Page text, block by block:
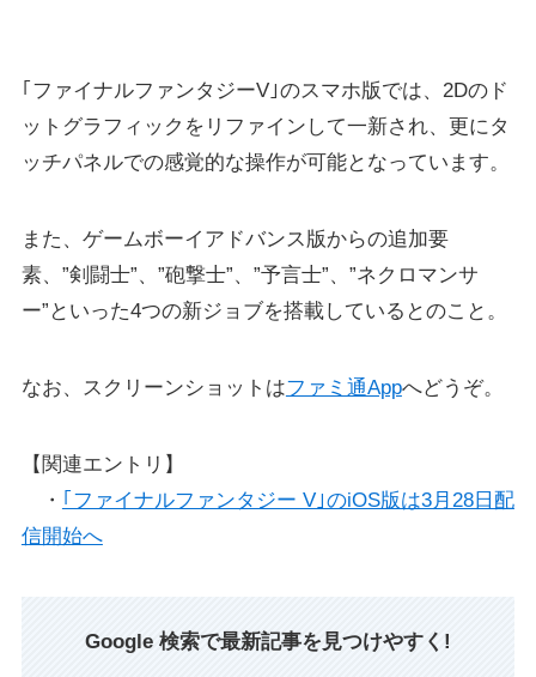
｢ファイナルファンタジーV｣のスマホ版では、2Dのド
ットグラフィックをリファインして一新され、更にタ
ッチパネルでの感覚的な操作が可能となっています。
また、ゲームボーイアドバンス版からの追加要
素、”剣闘士”、”砲撃士”、”予言士”、”ネクロマンサ
ー”といった4つの新ジョブを搭載しているとのこと。
なお、スクリーンショットはファミ通Appへどうぞ。
【関連エントリ】
・ ｢ファイナルファンタジー V｣のiOS版は3月28日配
信開始へ
Google 検索で最新記事を見つけやすく!